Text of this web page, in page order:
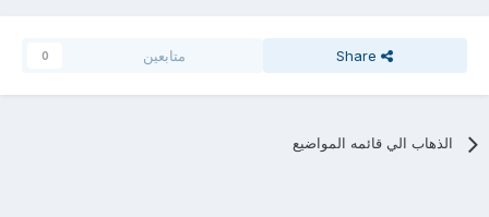
Share متابعين 0
الذهاب الي قائمه المواضيع